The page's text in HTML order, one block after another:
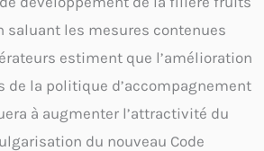
saluant les mesures contenues
estiment que l’amélioration
de la politique d’accompagnement
à augmenter l’attractivité du
du nouveau Code